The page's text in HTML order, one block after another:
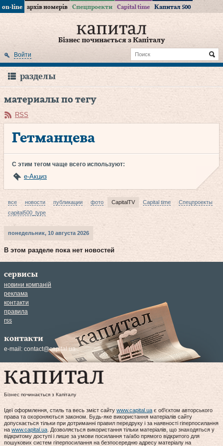
on-line архів номерів Спецпроекти Capital time Капитал 500
Бізнес починається з Капіталу
Войти
разделы
материалы по тегу
RSS
Гетманцева
С этим тегом чаще всего используют:
е-Акциз
все новости публикации фото CapitalTV Capital time
Спецпроекты
capital500_type
понедельник, 10 августа 2026
В этом разделе пока нет новостей
сервисы
новини компаній
реклама
контакти
правила
rss
контакти
e-mail: contact@capital.ua
Бізнес починається з Капіталу
Ідеї оформлення, стиль та весь зміст сайту www.capital.ua є об'єктом авторського
права та охороняються законом. Будь-яке використання матеріалів сайту
допускається тільки при дотриманні правил передруку і за наявності гіперпосилання
на www.capital.ua . Дозволяється використання тільки матеріалів, що знаходяться у
відкритому доступі і лише за умови посилання та/або прямого відкритого для
пошукових систем гіперпосилання на безпосередню адресу матеріалу на